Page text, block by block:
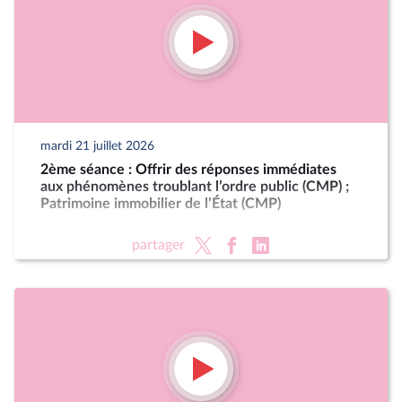
mardi 21 juillet 2026
2ème séance : Offrir des réponses immédiates
aux phénomènes troublant l’ordre public (CMP) ;
Patrimoine immobilier de l’État (CMP)
partager